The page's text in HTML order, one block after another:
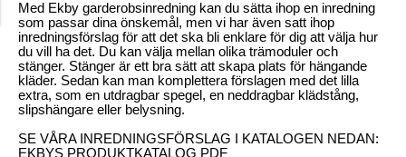
Med Ekby garderobsinredning kan du sätta ihop en inredning
som passar dina önskemål, men vi har även satt ihop
inredningsförslag för att det ska bli enklare för dig att välja hur
du vill ha det. Du kan välja mellan olika trämoduler och
stänger. Stänger är ett bra sätt att skapa plats för hängande
kläder. Sedan kan man komplettera förslagen med det lilla
extra, som en utdragbar spegel, en neddragbar klädstång,
slipshängare eller belysning.
SE VÅRA INREDNINGSFÖRSLAG I KATALOGEN NEDAN:
EKBYS PRODUKTKATALOG PDF